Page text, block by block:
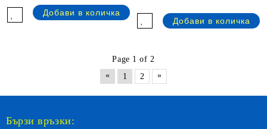
Page 1 of 2
«
1 2 »
Бързи връзки: